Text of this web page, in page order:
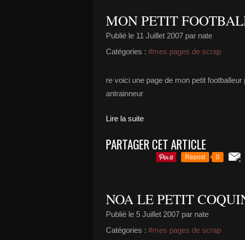
MON PETIT
Publié le 11 Juillet 2007 par nate
Catégories : #mes pages de scrap
re voici une page de mon petit
antrainneur
Lire la suite
PARTAGER CET ARTICLE
Repost 0
NOA LE PETIT
Publié le 5 Juillet 2007 par nate
Catégories : #mes pages de scrap